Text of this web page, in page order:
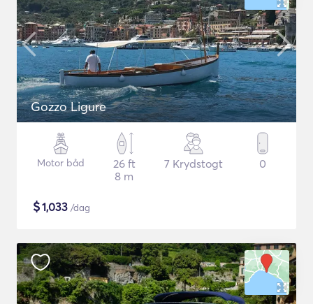
Gozzo Ligure
Motor båd
26 ft
8 m
7 Krydstogt 0
$1,033 /dag